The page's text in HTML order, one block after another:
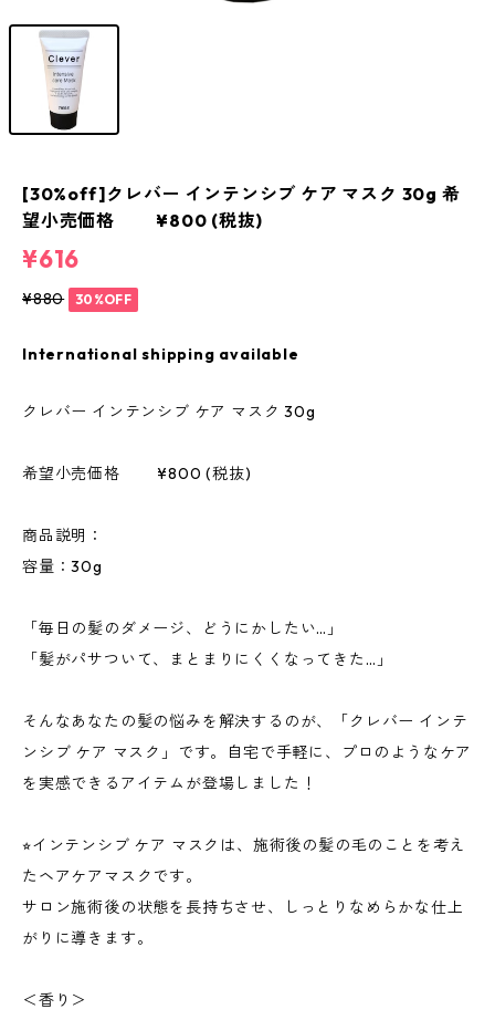
[30%off]クレバー インテンシブ ケア マスク 30g 希
望小売価格 ¥800 (税抜)
¥616
¥880 30%OFF
International shipping available
クレバー インテンシブ ケア マスク 30g
希望小売価格 ¥800 (税抜)
商品説明：
容量：30g
「毎日の髪のダメージ、どうにかしたい…」
「髪がパサついて、まとまりにくくなってきた…」
そんなあなたの髪の悩みを解決するのが、「クレバー インテ
ンシブ ケア マスク」です。自宅で手軽に、プロのようなケア
を実感できるアイテムが登場しました！
⭐︎インテンシブ ケア マスクは、施術後の髪の毛のことを考え
たヘアケアマスクです。
サロン施術後の状態を長持ちさせ、しっとりなめらかな仕上
がりに導きます。
＜香り＞